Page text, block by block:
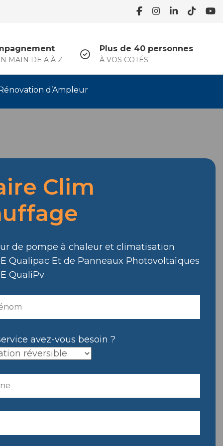
MAIN DE A À Z
Plus de 40 personnes
À VOS COTÉS
d’Ampleur
Clim
de pompe à chaleur et climatisation
Qualipac Et de Panneaux Photovoltaïques
QualiPv
avez-vous besoin ?